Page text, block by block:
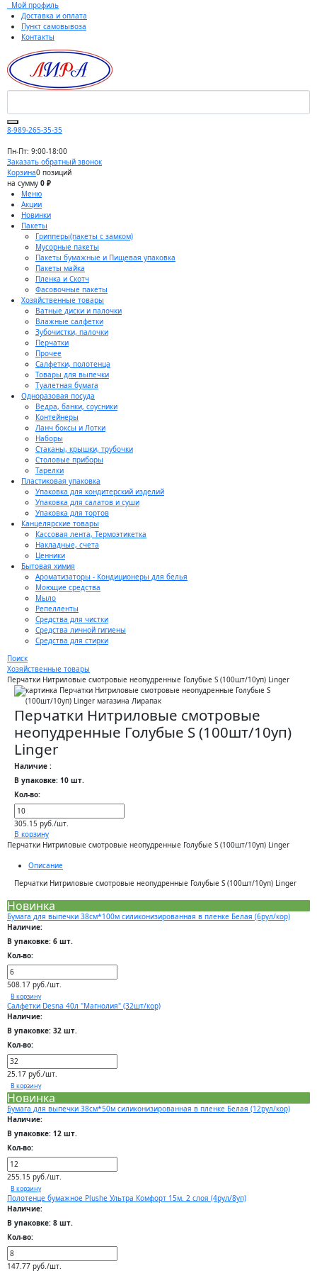
Мой профиль
Доставка и оплата
Пункт самовывоза
Контакты
8-989-265-35-35
Пн-Пт: 9:00-18:00
Заказать обратный звонок
Корзина0 позиций
на сумму 0 ₽
Меню
Акции
Новинки
Пакеты
Грипперы(пакеты с замком)
Мусорные пакеты
Пакеты бумажные и Пищевая упаковка
Пакеты майка
Пленка и Скотч
Фасовочные пакеты
Хозяйственные товары
Ватные диски и палочки
Влажные салфетки
Зубочистки, палочки
Перчатки
Прочее
Салфетки, полотенца
Товары для выпечки
Туалетная бумага
Одноразовая посуда
Ведра, банки, соусники
Контейнеры
Ланч боксы и Лотки
Наборы
Стаканы, крышки, трубочки
Столовые приборы
Тарелки
Пластиковая упаковка
Упаковка для кондитерский изделий
Упаковка для салатов и суши
Упаковка для тортов
Канцелярские товары
Кассовая лента, Термоэтикетка
Накладные, счета
Ценники
Бытовая химия
Ароматизаторы - Кондиционеры для белья
Моющие средства
Мыло
Репелленты
Средства для чистки
Средства личной гигиены
Средства для стирки
Поиск
Хозяйственные товары
Перчатки Нитриловые смотровые неопудренные Голубые S (100шт/10уп) Linger
Перчатки Нитриловые смотровые
неопудренные Голубые S (100шт/10уп)
Linger
Наличие :
В упаковке: 10 шт.
Кол-во:
305.15 руб./шт.
В корзину
Перчатки Нитриловые смотровые неопудренные Голубые S (100шт/10уп) Linger
Описание
Перчатки Нитриловые смотровые неопудренные Голубые S (100шт/10уп) Linger
Новинка
Бумага для выпечки 38см*100м силиконизированная в пленке Белая (6рул/кор)
Наличие:
В упаковке: 6 шт.
Кол-во:
508.17 руб./шт.
В корзину
Салфетки Desna 40л "Магнолия" (32шт/кор)
Наличие:
В упаковке: 32 шт.
Кол-во:
25.17 руб./шт.
В корзину
Новинка
Бумага для выпечки 38см*50м силиконизированная в пленке Белая (12рул/кор)
Наличие:
В упаковке: 12 шт.
Кол-во:
255.15 руб./шт.
В корзину
Полотенце бумажное Plushe Ультра Комфорт 15м. 2 слоя (4рул/8уп)
Наличие:
В упаковке: 8 шт.
Кол-во:
147.77 руб./шт.